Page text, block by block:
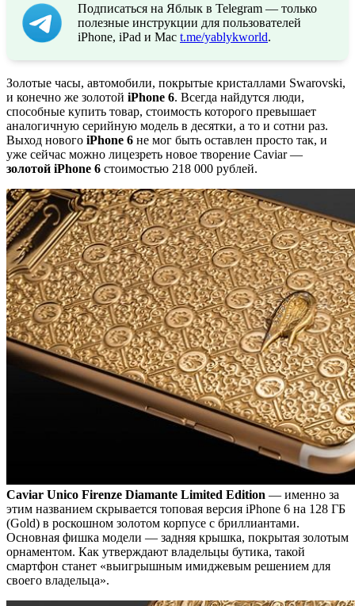
Подписаться на Яблык в Telegram — только
полезные инструкции для пользователей
iPhone, iPad и Mac t.me/yablykworld.
Золотые часы, автомобили, покрытые кристаллами Swarovski,
и конечно же золотой iPhone 6. Всегда найдутся люди,
способные купить товар, стоимость которого превышает
аналогичную серийную модель в десятки, а то и сотни раз.
Выход нового iPhone 6 не мог быть оставлен просто так, и
уже сейчас можно лицезреть новое творение Caviar —
золотой iPhone 6 стоимостью 218 000 рублей.
Caviar Unico Firenze Diamante Limited Edition — именно за
этим названием скрывается топовая версия iPhone 6 на 128 ГБ
(Gold) в роскошном золотом корпусе с бриллиантами.
Основная фишка модели — задняя крышка, покрытая золотым
орнаментом. Как утверждают владельцы бутика, такой
смартфон станет «выигрышным имиджевым решением для
своего владельца».